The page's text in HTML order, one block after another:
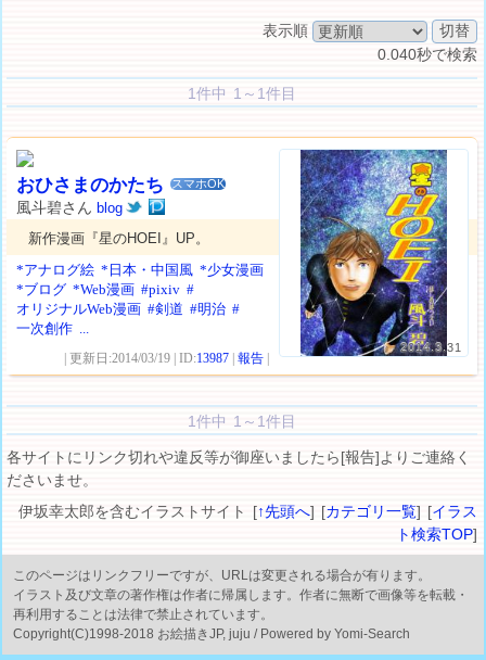
表示順
0.040秒で検索
1件中 1～1件目
2014.3.31
おひさまのかたち スマホOK
風斗碧さんblog
新作漫画『星のHOEI』UP。
*アナログ絵 *日本・中国風 *少女漫画
*ブログ *Web漫画 #pixiv #
オリジナルWeb漫画 #剣道 #明治 #
一次創作 ...
| 更新日:2014/03/19 | ID:13987 |報告
1件中 1～1件目
各サイトにリンク切れや違反等が御座いましたら[報告]よりご連絡く
ださいませ。
伊坂幸太郎を含むイラストサイト [↑先頭へ] [カテゴリ一覧] [イラス
ト検索TOP]
このページはリンクフリーですが、URLは変更される場合が有ります。
イラスト及び文章の著作権は作者に帰属します。作者に無断で画像等を転載・
再利用することは法律で禁止されています。
Copyright(C)1998-2018 お絵描きJP, juju / Powered by Yomi-Search